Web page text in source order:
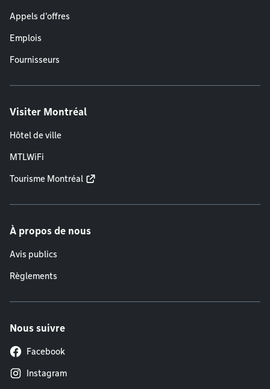
Appels d'offres
Emplois
Fournisseurs
Visiter Montréal
Hôtel de ville
MTLWiFi
Tourisme Montréal
À propos de nous
Avis publics
Règlements
Nous suivre
Facebook
Instagram